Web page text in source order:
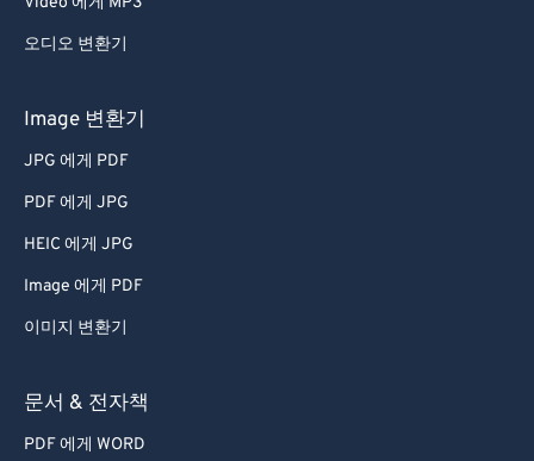
오디오 변환기
Image 변환기
JPG 에게 PDF
PDF 에게 JPG
HEIC 에게 JPG
Image 에게 PDF
이미지 변환기
문서 & 전자책
PDF 에게 WORD